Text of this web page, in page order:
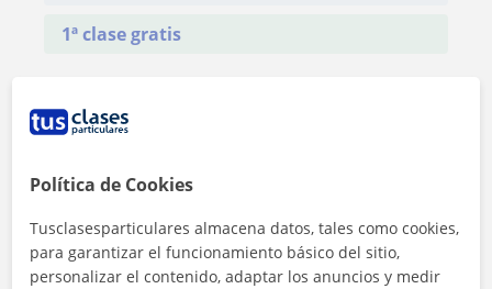
1ª clase gratis
Política de Cookies
Tusclasesparticulares almacena datos, tales como cookies,
para garantizar el funcionamiento básico del sitio,
personalizar el contenido, adaptar los anuncios y medir